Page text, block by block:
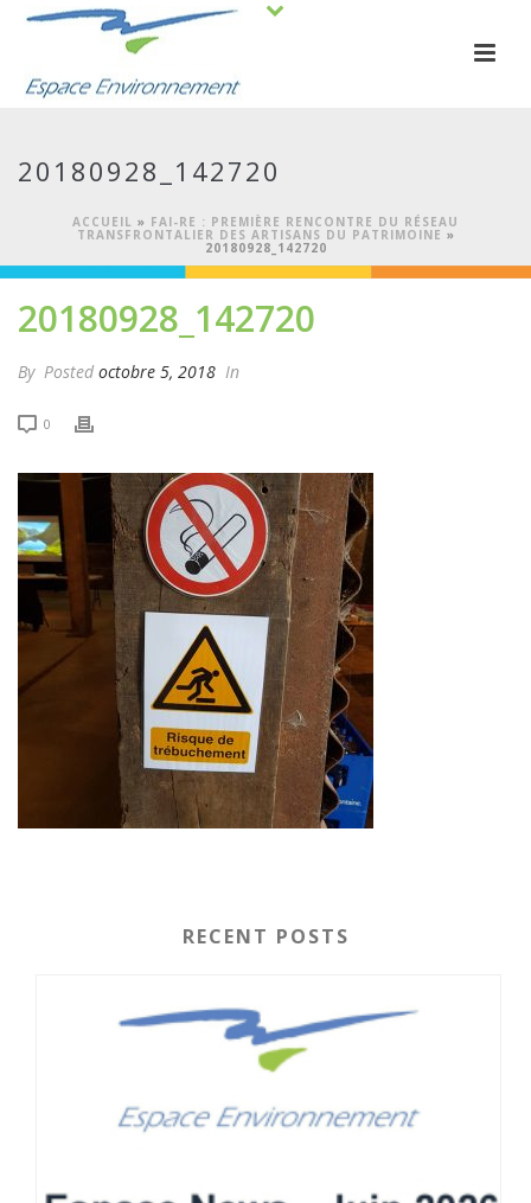
20180928_142720
ACCUEIL » FAI-RE : PREMIÈRE RENCONTRE DU RÉSEAU
TRANSFRONTALIER DES ARTISANS DU PATRIMOINE »
20180928_142720
20180928_142720
By Posted octobre 5, 2018 In
0
RECENT POSTS